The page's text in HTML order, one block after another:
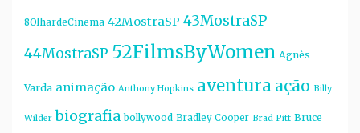
8OlhardeCinema 42MostraSP 43MostraSP
44MostraSP 52FilmsByWomen Agnès
Varda animação Anthony Hopkins aventura ação Billy
Wilder biografia bollywood Bradley Cooper Brad Pitt Bruce